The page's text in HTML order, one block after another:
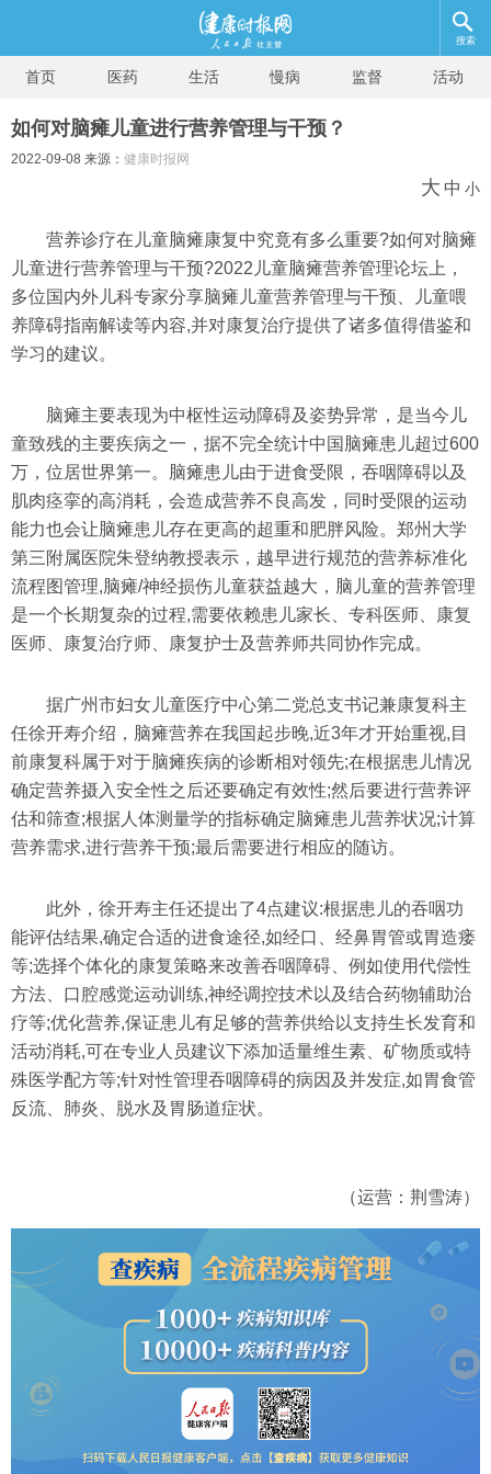
搜索
首页 医药 生活 慢病 监督 活动
如何对脑瘫儿童进行营养管理与干预？
2022-09-08 来源： 健康时报网
大 中 小
营养诊疗在儿童脑瘫康复中究竟有多么重要?如何对脑瘫
儿童进行营养管理与干预?2022儿童脑瘫营养管理论坛上，
多位国内外儿科专家分享脑瘫儿童营养管理与干预、儿童喂
养障碍指南解读等内容,并对康复治疗提供了诸多值得借鉴和
学习的建议。
脑瘫主要表现为中枢性运动障碍及姿势异常，是当今儿
童致残的主要疾病之一，据不完全统计中国脑瘫患儿超过600
万，位居世界第一。脑瘫患儿由于进食受限，吞咽障碍以及
肌肉痉挛的高消耗，会造成营养不良高发，同时受限的运动
能力也会让脑瘫患儿存在更高的超重和肥胖风险。郑州大学
第三附属医院朱登纳教授表示，越早进行规范的营养标准化
流程图管理,脑瘫/神经损伤儿童获益越大，脑儿童的营养管理
是一个长期复杂的过程,需要依赖患儿家长、专科医师、康复
医师、康复治疗师、康复护士及营养师共同协作完成。
据广州市妇女儿童医疗中心第二党总支书记兼康复科主
任徐开寿介绍，脑瘫营养在我国起步晚,近3年才开始重视,目
前康复科属于对于脑瘫疾病的诊断相对领先;在根据患儿情况
确定营养摄入安全性之后还要确定有效性;然后要进行营养评
估和筛查;根据人体测量学的指标确定脑瘫患儿营养状况;计算
营养需求,进行营养干预;最后需要进行相应的随访。
此外，徐开寿主任还提出了4点建议:根据患儿的吞咽功
能评估结果,确定合适的进食途径,如经口、经鼻胃管或胃造瘘
等;选择个体化的康复策略来改善吞咽障碍、例如使用代偿性
方法、口腔感觉运动训练,神经调控技术以及结合药物辅助治
疗等;优化营养,保证患儿有足够的营养供给以支持生长发育和
活动消耗,可在专业人员建议下添加适量维生素、矿物质或特
殊医学配方等;针对性管理吞咽障碍的病因及并发症,如胃食管
反流、肺炎、脱水及胃肠道症状。
（运营：荆雪涛）